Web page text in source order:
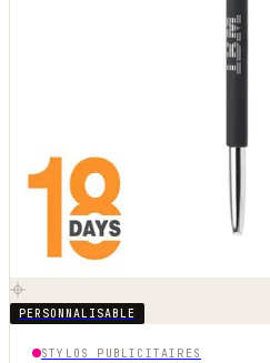
PERSONNALISABLE
STYLOS PUBLICITAIRES